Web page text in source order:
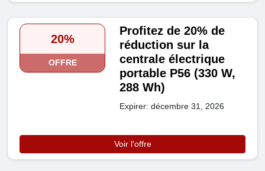
20%
OFFRE
Profitez de 20% de
réduction sur la
centrale électrique
portable P56 (330 W,
288 Wh)
Expirer: décembre 31, 2026
Voir l'offre